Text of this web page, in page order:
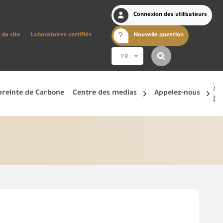
du site Laboratoires certifiés
Connexion des utilisateurs
Nouvelle question
FR
de Carbone Centre des medias Appelez-nous